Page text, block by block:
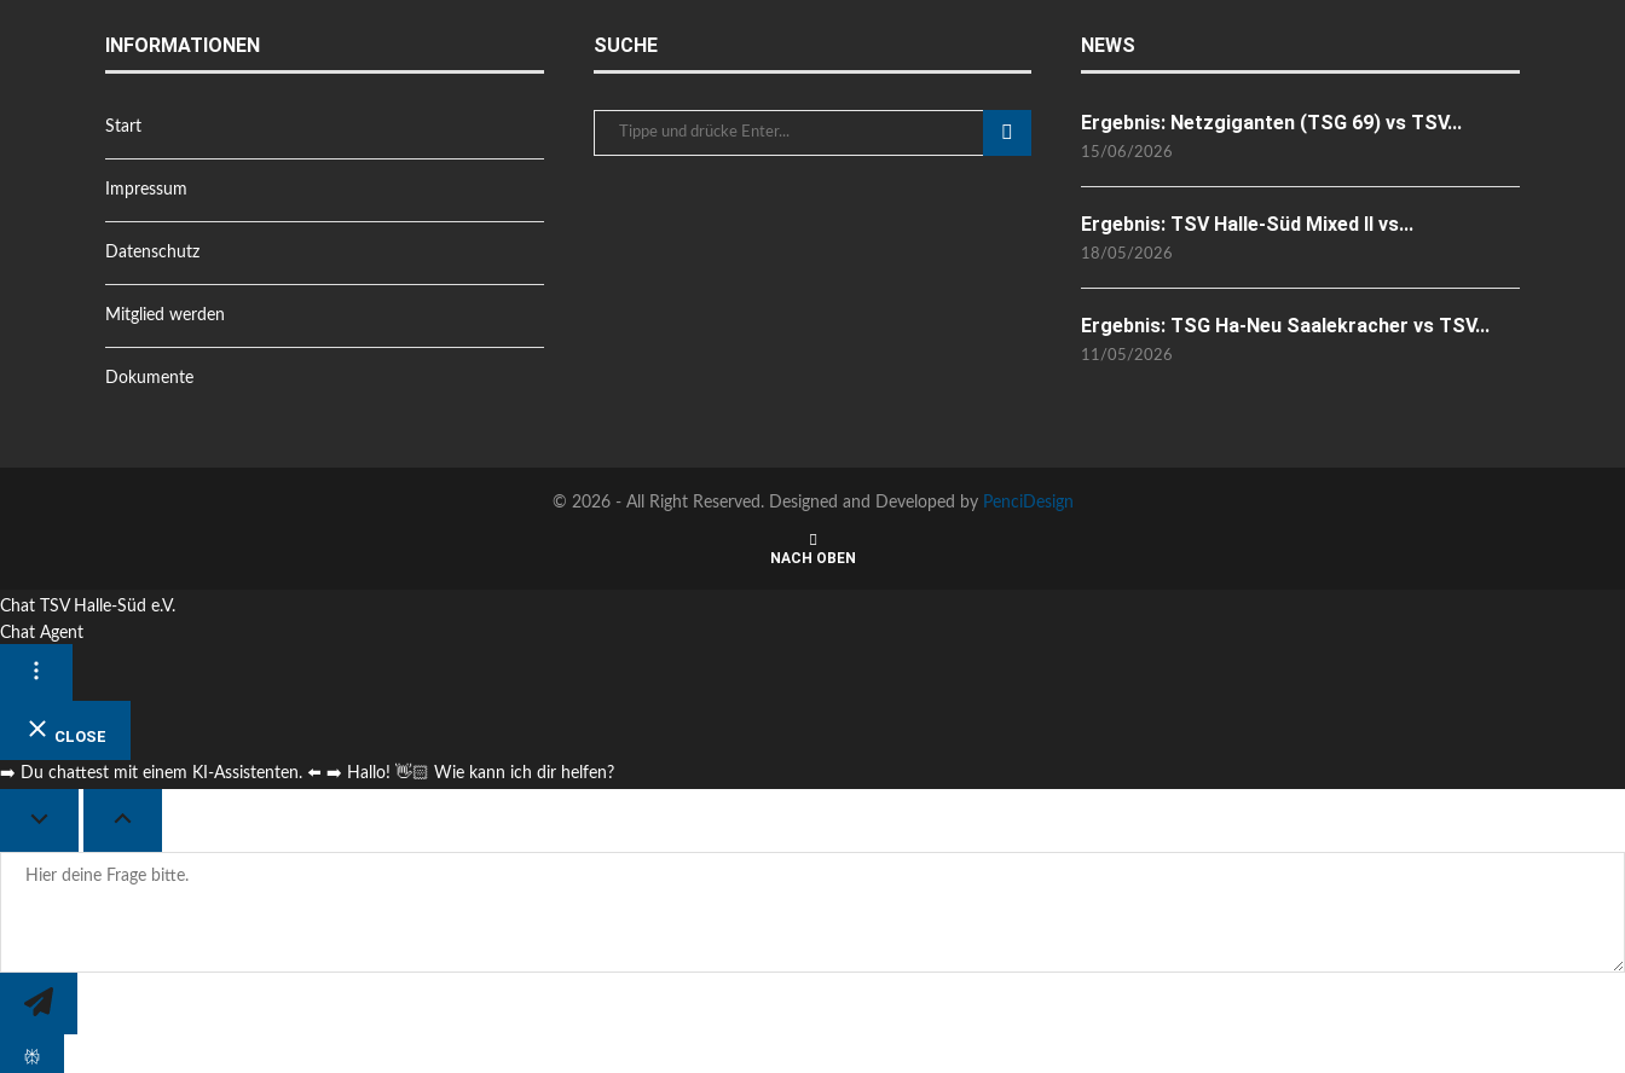
INFORMATIONEN
Start
Impressum
Datenschutz
Mitglied werden
Dokumente
SUCHE NEWS
Ergebnis: Netzgiganten (TSG 69) vs TSV...
15/06/2026
Ergebnis: TSV Halle-Süd Mixed II vs...
18/05/2026
Ergebnis: TSG Ha-Neu Saalekracher vs TSV...
11/05/2026
© 2026 - All Right Reserved. Designed and Developed by PenciDesign
NACH OBEN
Chat TSV Halle-Süd e.V.
Chat Agent
CLOSE
➡️ Du chattest mit einem KI-Assistenten. ⬅️ ➡️ Hallo! 👋🏻 Wie kann ich dir helfen?